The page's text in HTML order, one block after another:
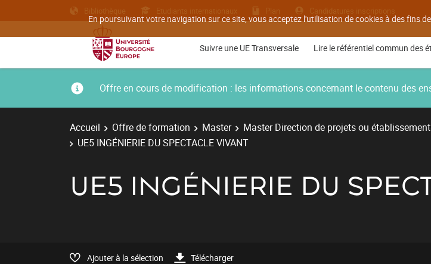
En poursuivant votre navigation sur ce site, vous acceptez l'utilisation de cookies à des fins
Bibliothèque Etudiants internationaux Plan Candidatures inscriptions
Suivre une UE Transversale Lire le référentiel commun des
Offre en cours de modification : les informations concernant le contenu des
Accueil Offre de formation Master Master Direction de projets ou
UE5 INGÉNIERIE DU SPECTACLE VIVANT
UE5 INGÉNIERIE DU
Ajouter à la sélection Télécharger